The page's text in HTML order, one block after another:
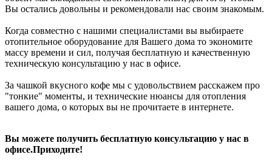
Вы остались довольны и рекомендовали нас своим знакомым.
Когда совместно с нашими специалистами вы выбираете
отопительное оборудование для Вашего дома то экономите
массу времени и сил, получая бесплатную и качественную
техническую консультацию у нас в офисе.
За чашкой вкусного кофе мы с удовольствием расскажем про
"тонкие" моменты, и технические нюансы для отопления
вашего дома, о которых вы не прочитаете в интернете.
Вы можете получить бесплатную консультацию у нас в
офисе.Приходите!